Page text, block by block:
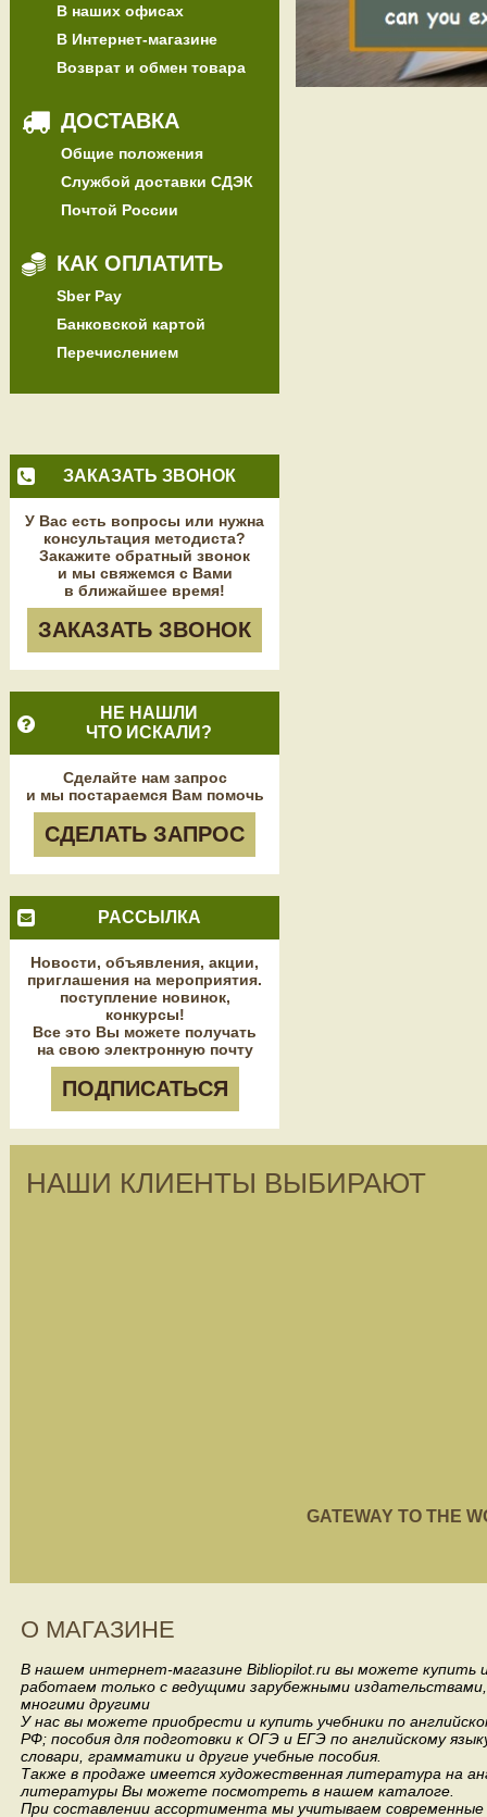
В наших офисах
В Интернет-магазине
Возврат и обмен товара
ДОСТАВКА
Общие положения
Службой доставки СДЭК
Почтой России
КАК ОПЛАТИТЬ
Sber Pay
Банковской картой
Перечислением
ЗАКАЗАТЬ ЗВОНОК
У Вас есть вопросы или нужна
консультация методиста?
Закажите обратный звонок
и мы свяжемся с Вами
в ближайшее время!
ЗАКАЗАТЬ ЗВОНОК
НЕ НАШЛИ
ЧТО ИСКАЛИ?
Сделайте нам запрос
и мы постараемся Вам помочь
СДЕЛАТЬ ЗАПРОС
РАССЫЛКА
Новости, объявления, акции,
приглашения на мероприятия.
поступление новинок,
конкурсы!
Все это Вы можете получать
на свою электронную почту
ПОДПИСАТЬСЯ
НАШИ КЛИЕНТЫ ВЫБИРАЮТ
GATEWAY TO THE
О МАГАЗИНЕ
В нашем интернет-магазине Bibliopilot.ru вы можете купить
работаем только с ведущими зарубежными издательствами,
многими другими
У нас вы можете приобрести и купить учебники по
РФ; пособия для подготовки к ОГЭ и ЕГЭ по английскому
словари, грамматики и другие учебные пособия.
Также в продаже имеется художественная литература на
литературы Вы можете посмотреть в нашем каталоге.
При составлении ассортимента мы учитываем